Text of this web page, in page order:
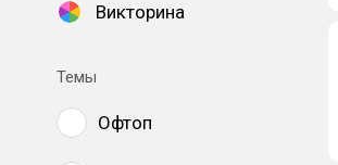
Викторина
Темы
Офтоп